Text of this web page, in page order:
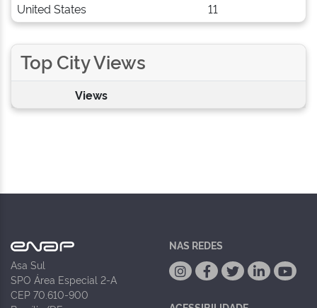
United States
11
Top City Views
Views
Asa Sul
SPO Área Especial 2-A
CEP 70.610-900
NAS REDES